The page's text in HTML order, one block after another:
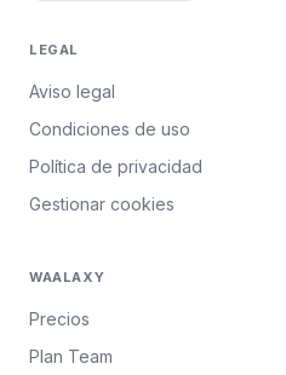
LEGAL
Aviso legal
Condiciones de uso
Política de privacidad
Gestionar cookies
WAALAXY
Precios
Plan Team